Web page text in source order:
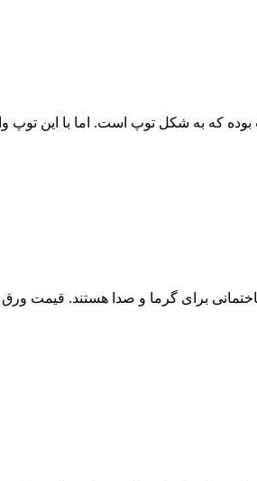
که به شکل توپ است. اما با این توپ
برای گرما و صدا هستند.